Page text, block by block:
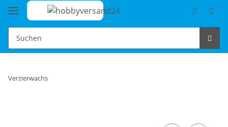
Verzierwachs